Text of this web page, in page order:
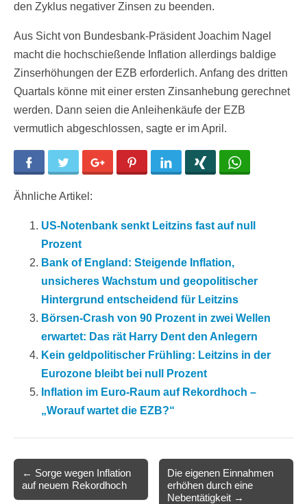
den Zyklus negativer Zinsen zu beenden.
Aus Sicht von Bundesbank-Präsident Joachim Nagel
macht die hochschießende Inflation allerdings baldige
Zinserhöhungen der EZB erforderlich. Anfang des dritten
Quartals könne mit einer ersten Zinsanhebung gerechnet
werden. Dann seien die Anleihenkäufe der EZB
vermutlich abgeschlossen, sagte er im April.
Facebook Twitter Google+ Pinterest LinkedIn
Ähnliche Artikel:
US-Notenbank senkt Leitzins fast auf null
Prozent
Bank of England: Steigende Inflation,
unsicheres Wachstum und geopolitischer
Hintergrund entscheidend für Leitzins
Börsen-Crash von 90 Prozent in zwei Wellen
erwartet: Das rät Harry Dent den Anlegern
Kein geldpolitischer Frühling: Leitzins in der
Eurozone bleibt bei null Prozent
Inflation im Euro-Raum auf Rekordhoch –
„Worauf wartet die EZB?“
navigation
← Sorge wegen Inflation
auf neuem Rekordhoch
Die eigenen Einnahmen
erhöhen durch eine
Nebentätigkeit →